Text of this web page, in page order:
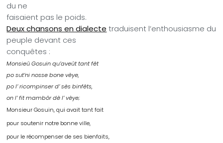
du ne
faisaient pas le poids.
Deux chansons en dialecte traduisent l’enthousiasme du
peuple devant ces
conquêtes :
Monsieû Gosuin qu’aveût tant fêt
po sut’ni nosse bone vèye,
po l’ ricompinser d’ sès binfêts,
on l’ fit mambôr dè l’ vèye;
Monsieur Gosuin, qui avait tant fait
pour soutenir notre bonne ville,
pour le récompenser de ses bienfaits,